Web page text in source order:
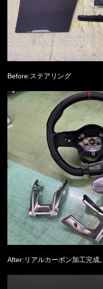
Before:ステアリング
After:リアルカーボン加工完成。